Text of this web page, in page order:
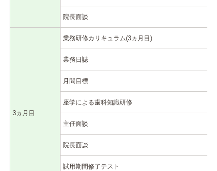
院長面談
3ヵ月目
業務研修カリキュラム(3ヵ月目)
業務日誌
月間目標
座学による歯科知識研修
主任面談
院長面談
試用期間修了テスト